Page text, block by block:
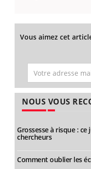
Vous aimez cet
NOUS VOUS
Grossesse à risque :
chercheurs
Comment oublier les